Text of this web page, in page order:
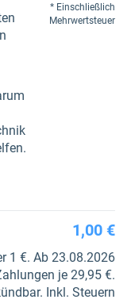
Einschließlich
Mehrwertsteuer
1,00 €
1 €. Ab 23.08.2026
je 29,95 €.
Inkl. Steuern